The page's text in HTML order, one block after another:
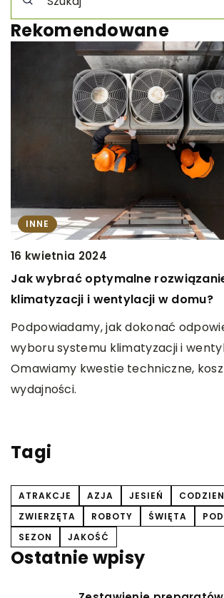
Rekomendowane
INNE
16 kwietnia 2024
Jak wybrać optymalne
klimatyzacji i wentylacji w domu?
Podpowiadamy, jak dokonać
wyboru systemu klimatyzacji i
Omawiamy kwestie techniczne,
wydajności.
Tagi
ATRAKCJE AZJA JESIEŃ
ZWIERZĘTA
ROBOTY ŚWIĘTA
SEZON
JAKOŚĆ
Ostatnie wpisy